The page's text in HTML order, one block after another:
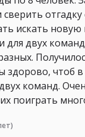
искать новую
для двух
здорово, чтоб
команд.
поиграть